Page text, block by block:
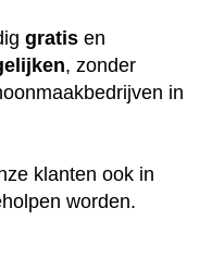
gratis en
, zonder
in
klanten ook in
worden.